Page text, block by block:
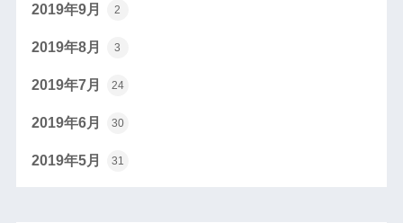
2019年9月 2
2019年8月 3
2019年7月 24
2019年6月 30
2019年5月 31